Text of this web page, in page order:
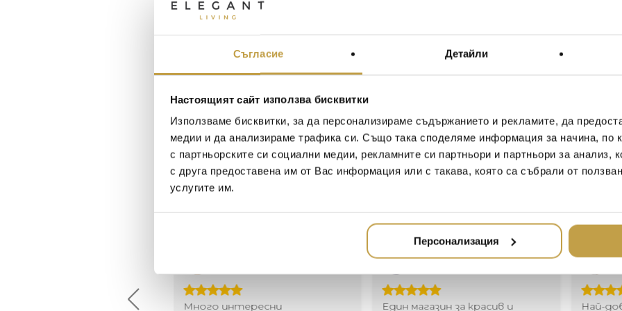
Съгласие Детайли
Настоящият сайт използва бисквитки
Използваме бисквитки, за да персонализираме съдържанието и рекламите, да
медии и да анализираме трафика си. Също така споделяме информация за начина, по
с партньорските си социални медии, рекламните си партньори и партньори за анализ,
с друга предоставена им от Вас информация или с такава, която са събрали от
услугите им.
Персонализация
високо над града.
последното сияние на
The Michael Aram Black
sensuality of orchids and
simple yet full of the most
gothic feeling – opiated,
“There is something so
they are even more
floating through a great
atmosphere of the orchids
Много интересни
Един магазин за красив и
Най-